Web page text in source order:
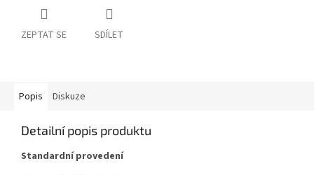
ZEPTAT SE SDÍLET
Popis Diskuze
Detailní popis produktu
Standardní provedení